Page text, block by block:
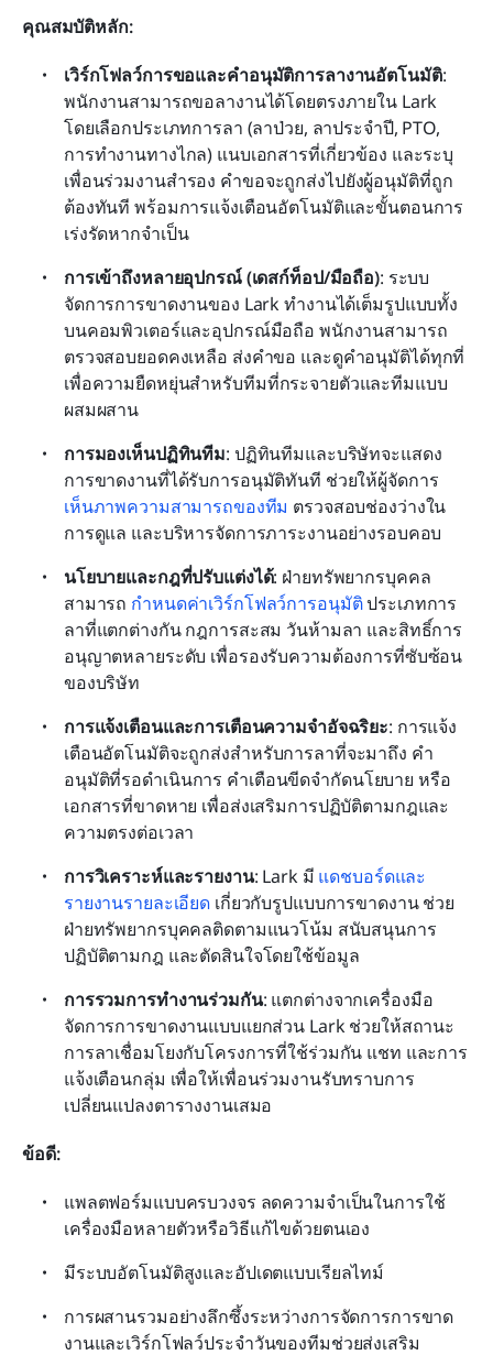
คุณสมบัติหลัก:
เวิร์กโฟลว์การขอและคำอนุมัติการลางานอัตโนมัติ:
พนักงานสามารถขอลางานได้โดยตรงภายใน Lark
โดยเลือกประเภทการลา (ลาป่วย, ลาประจำปี, PTO,
การทำงานทางไกล) แนบเอกสารที่เกี่ยวข้อง และระบุ
เพื่อนร่วมงานสำรอง คำขอจะถูกส่งไปยังผู้อนุมัติที่ถูก
ต้องทันที พร้อมการแจ้งเตือนอัตโนมัติและขั้นตอนการ
เร่งรัดหากจำเป็น
การเข้าถึงหลายอุปกรณ์ (เดสก์ท็อป/มือถือ): ระบบ
จัดการการขาดงานของ Lark ทำงานได้เต็มรูปแบบทั้ง
บนคอมพิวเตอร์และอุปกรณ์มือถือ พนักงานสามารถ
ตรวจสอบยอดคงเหลือ ส่งคำขอ และดูคำอนุมัติได้ทุกที่
เพื่อความยืดหยุ่นสำหรับทีมที่กระจายตัวและทีมแบบ
ผสมผสาน
การมองเห็นปฏิทินทีม: ปฏิทินทีมและบริษัทจะแสดง
เห็นภาพความสามารถของทีม ตรวจสอบช่องว่างใน
การดูแล และบริหารจัดการภาระงานอย่างรอบคอบ
นโยบายและกฎที่ปรับแต่งได้: ฝ่ายทรัพยากรบุคคล
สามารถ กำหนดค่าเวิร์กโฟลว์การอนุมัติ ประเภทการ
ลาที่แตกต่างกัน กฎการสะสม วันห้ามลา และสิทธิ์การ
อนุญาตหลายระดับ เพื่อรองรับความต้องการที่ซับซ้อน
ของบริษัท
การแจ้งเตือนและการเตือนความจำอัจฉริยะ: การแจ้ง
เตือนอัตโนมัติจะถูกส่งสำหรับการลาที่จะมาถึง คำ
อนุมัติที่รอดำเนินการ คำเตือนขีดจำกัดนโยบาย หรือ
เอกสารที่ขาดหาย เพื่อส่งเสริมการปฏิบัติตามกฎและ
ความตรงต่อเวลา
การวิเคราะห์และรายงาน: Lark มี แดชบอร์ดและ
รายงานรายละเอียด เกี่ยวกับรูปแบบการขาดงาน ช่วย
ฝ่ายทรัพยากรบุคคลติดตามแนวโน้ม สนับสนุนการ
ปฏิบัติตามกฎ และตัดสินใจโดยใช้ข้อมูล
การรวมการทำงานร่วมกัน: แตกต่างจากเครื่องมือ
จัดการการขาดงานแบบแยกส่วน Lark ช่วยให้สถานะ
การลาเชื่อมโยงกับโครงการที่ใช้ร่วมกัน แชท และการ
แจ้งเตือนกลุ่ม เพื่อให้เพื่อนร่วมงานรับทราบการ
เปลี่ยนแปลงตารางงานเสมอ
ข้อดี:
แพลตฟอร์มแบบครบวงจร ลดความจำเป็นในการใช้
เครื่องมือหลายตัวหรือวิธีแก้ไขด้วยตนเอง
มีระบบอัตโนมัติสูงและอัปเดตแบบเรียลไทม์
การผสานรวมอย่างลึกซึ้งระหว่างการจัดการการขาด
งานและเวิร์กโฟลว์ประจำวันของทีมช่วยส่งเสริม